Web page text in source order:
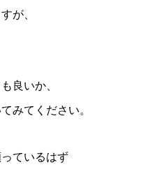
が、
良いか、
みてください。
ているはず